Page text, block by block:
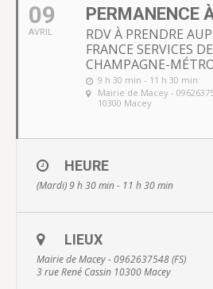
09
AVRIL
PERMANENCE
RDV À PRENDRE
FRANCE SERVICES
CHAMPAGNE-
9 h 30 min - 11 h 30 min
Mairie de Macey -
10300 Macey
HEURE
(Mardi) 9 h 30 min - 11 h 30 min
LIEUX
Mairie de Macey - 0962637548 (FS)
3 rue René Cassin 10300 Macey